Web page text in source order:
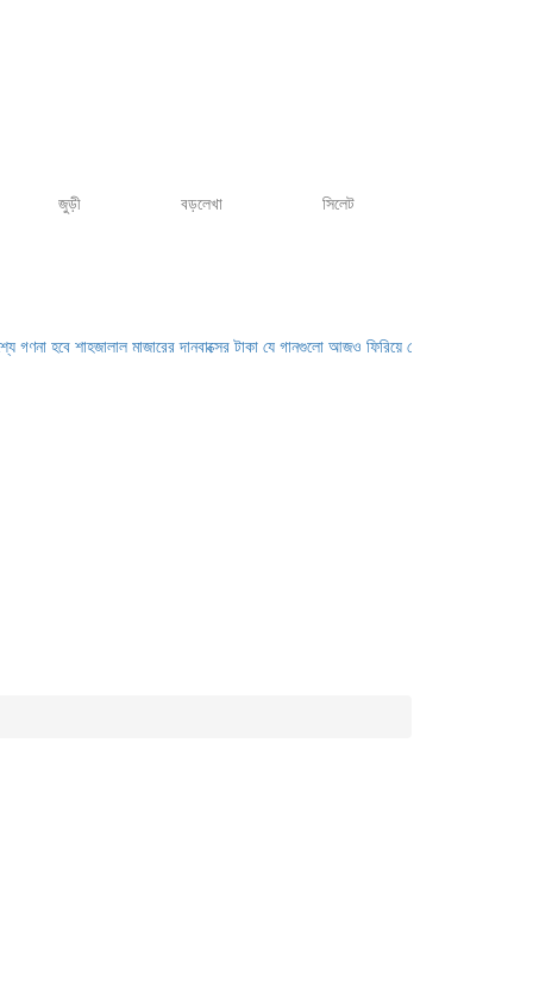
জুড়ী বড়লেখা সিলেট
শাহজালাল মাজারের দানবাক্সের টাকাযে গানগুলো আজও ফিরিয়ে নেয় এন্ড্রু কিশোরের কাছে